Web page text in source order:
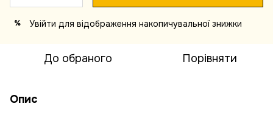
% Увійти для відображення накопичувальної знижки
До обраного Порівняти
Опис